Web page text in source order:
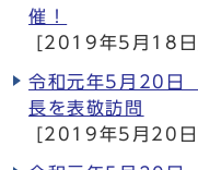
催！
[2019年5月18日
令和元年5月20日
長を表敬訪問
[2019年5月20日